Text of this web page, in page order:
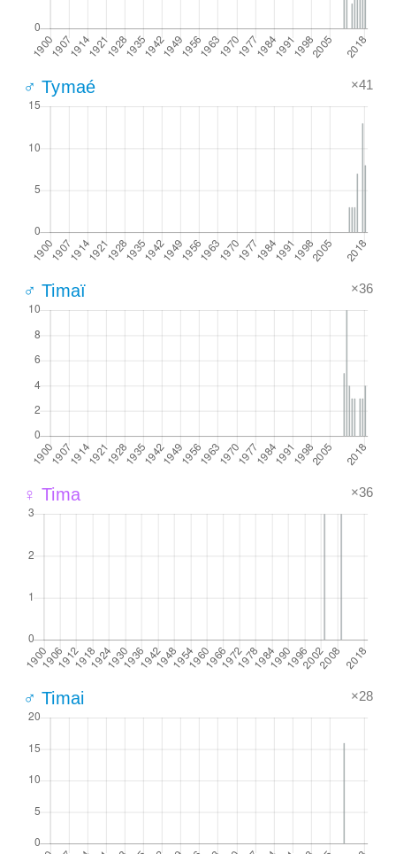
♂ Tymaé ×41
♂ Timaï ×36
♀ Tima ×36
♂ Timai ×28